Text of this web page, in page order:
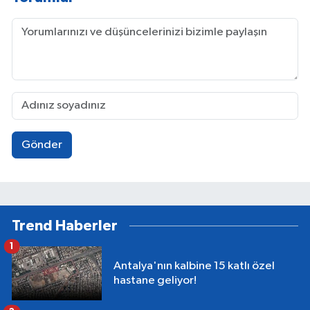
Gönder
Trend Haberler
Antalya'nın kalbine 15 katlı özel
hastane geliyor!
1